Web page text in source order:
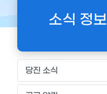
소식 정보
당진 소식